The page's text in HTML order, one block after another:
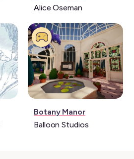
Alice Oseman
Jeu
vidéo:
Botany Manor
Balloon Studios